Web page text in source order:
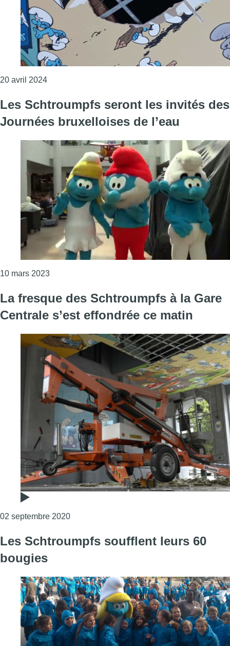
20 avril 2024Consulter l'article "La fresque des Schtroumpfs
Les Schtroumpfs seront les invités des
Journées bruxelloises de l’eau
10 mars 2023Consulter l'article "Les Schtroumpfs seront les
La fresque des Schtroumpfs à la Gare
Centrale s’est effondrée ce matin
02 septembre 2020Consulter l'article "La fresque des
Les Schtroumpfs soufflent leurs 60
bougies